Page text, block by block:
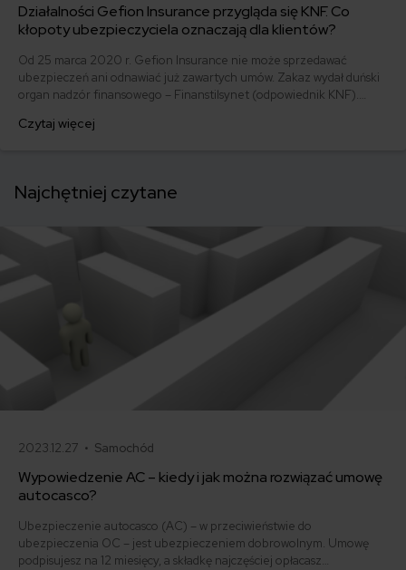
Działalności Gefion Insurance przygląda się KNF. Co
kłopoty ubezpieczyciela oznaczają dla klientów?
Od 25 marca 2020 r. Gefion Insurance nie może sprzedawać
ubezpieczeń ani odnawiać już zawartych umów. Zakaz wydał duński
organ nadzór finansowego – Finanstilsynet (odpowiednik KNF).
ubezpieczyciela, to klienci muszą wykazać się czujnością.
Czytaj więcej
Najchętniej czytane
2023.12.27 • Samochód
Wypowiedzenie AC – kiedy i jak można rozwiązać umowę
autocasco?
Ubezpieczenie autocasco (AC) – w przeciwieństwie do
ubezpieczenia OC – jest ubezpieczeniem dobrowolnym. Umowę
podpisujesz na 12 miesięcy, a składkę najczęściej opłacasz